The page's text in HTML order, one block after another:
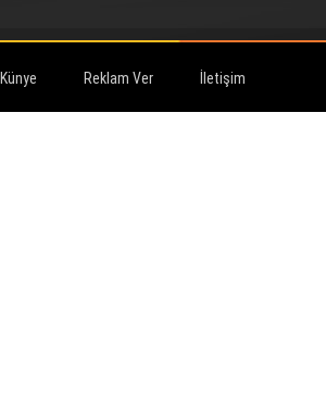
Künye Reklam Ver İletişim